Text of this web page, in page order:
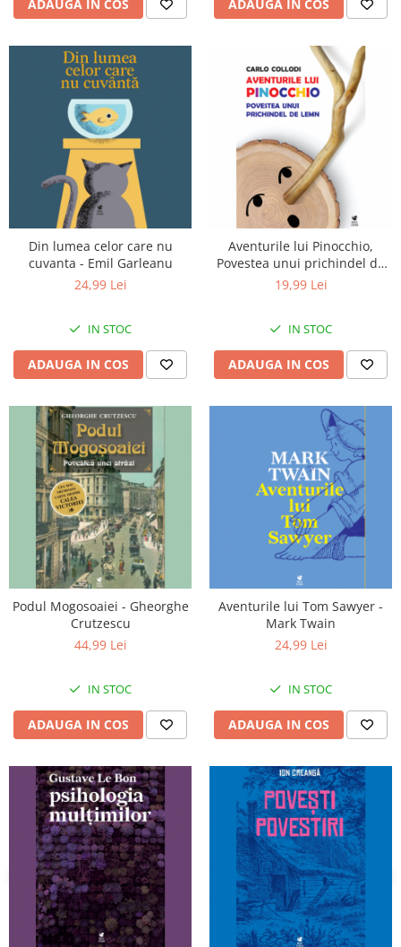
ADAUGA IN COS ADAUGA IN COS
Din lumea celor care nu
cuvanta - Emil Garleanu
24,99 Lei
IN STOC
ADAUGA IN COS
Aventurile lui Pinocchio,
Povestea unui prichindel de
lemn - Carlo Collodi
19,99 Lei
IN STOC
ADAUGA IN COS
Podul Mogosoaiei - Gheorghe
Crutzescu
44,99 Lei
IN STOC
ADAUGA IN COS
Aventurile lui Tom Sawyer -
Mark Twain
24,99 Lei
IN STOC
ADAUGA IN COS